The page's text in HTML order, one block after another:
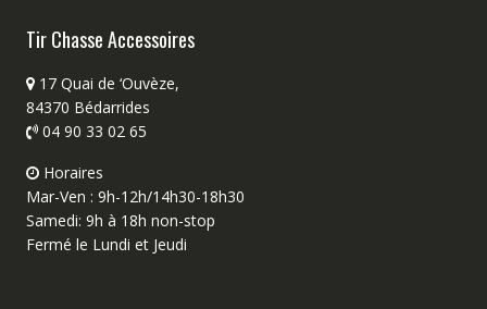
Tir Chasse Accessoires
17 Quai de ‘Ouvèze,
84370 Bédarrides
04 90 33 02 65
Horaires
Mar-Ven : 9h-12h/14h30-18h30
Samedi: 9h à 18h non-stop
Fermé le Lundi et Jeudi